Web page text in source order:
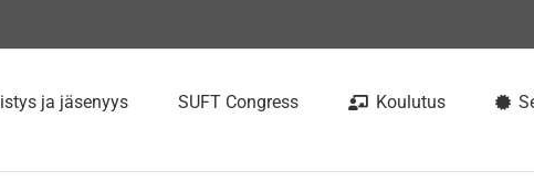
ja jäsenyys SUFT Congress Koulutus